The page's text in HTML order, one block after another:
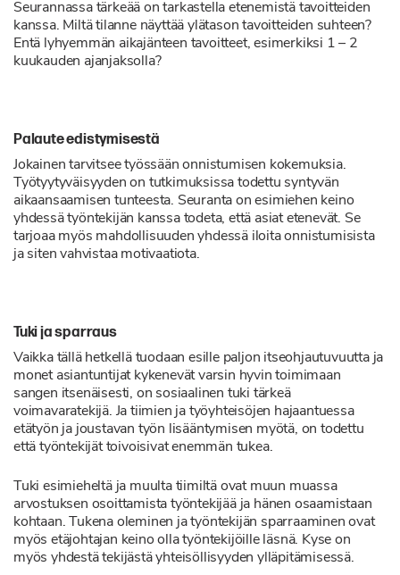
Seurannassa tärkeää on tarkastella etenemistä tavoitteiden
kanssa. Miltä tilanne näyttää ylätason tavoitteiden suhteen?
Entä lyhyemmän aikajänteen tavoitteet, esimerkiksi 1 – 2
kuukauden ajanjaksolla?
Palaute edistymisestä
Jokainen tarvitsee työssään onnistumisen kokemuksia.
Työtyytyväisyyden on tutkimuksissa todettu syntyvän
aikaansaamisen tunteesta. Seuranta on esimiehen keino
yhdessä työntekijän kanssa todeta, että asiat etenevät. Se
tarjoaa myös mahdollisuuden yhdessä iloita onnistumisista
ja siten vahvistaa motivaatiota.
Tuki ja sparraus
Vaikka tällä hetkellä tuodaan esille paljon itseohjautuvuutta ja
monet asiantuntijat kykenevät varsin hyvin toimimaan
sangen itsenäisesti, on sosiaalinen tuki tärkeä
voimavaratekijä. Ja tiimien ja työyhteisöjen hajaantuessa
etätyön ja joustavan työn lisääntymisen myötä, on todettu
että työntekijät toivoisivat enemmän tukea.
Tuki esimieheltä ja muulta tiimiltä ovat muun muassa
arvostuksen osoittamista työntekijää ja hänen osaamistaan
kohtaan. Tukena oleminen ja työntekijän sparraaminen ovat
myös etäjohtajan keino olla työntekijöille läsnä. Kyse on
myös yhdestä tekijästä yhteisöllisyyden ylläpitämisessä.